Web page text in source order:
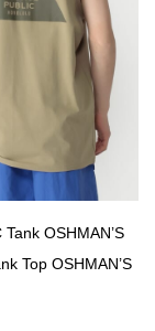
Tank OSHMAN’S
Top OSHMAN’S